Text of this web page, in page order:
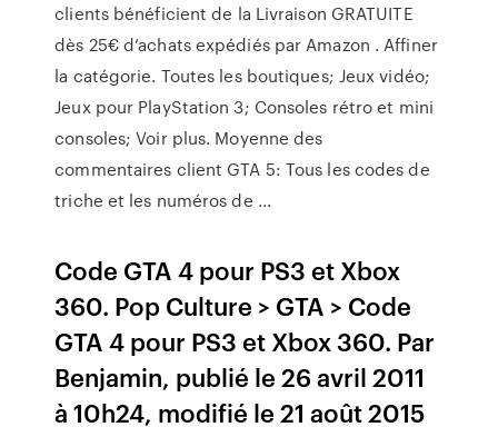
clients bénéficient de la Livraison GRATUITE
dès 25€ d’achats expédiés par Amazon . Affiner
la catégorie. Toutes les boutiques; Jeux vidéo;
Jeux pour PlayStation 3; Consoles rétro et mini
consoles; Voir plus. Moyenne des
commentaires client GTA 5: Tous les codes de
triche et les numéros de ...
Code GTA 4 pour PS3 et Xbox
360. Pop Culture > GTA > Code
GTA 4 pour PS3 et Xbox 360. Par
Benjamin, publié le 26 avril 2011
à 10h24, modifié le 21 août 2015